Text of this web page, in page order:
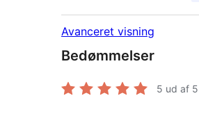
Avanceret visning
Bedømmelser
5 ud af